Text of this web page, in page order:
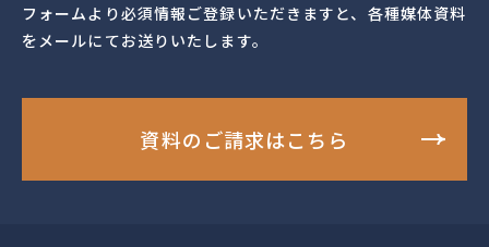
フォームより必須情報ご登録いただきますと、各種媒体資料
をメールにてお送りいたします。
資料のご請求はこちら